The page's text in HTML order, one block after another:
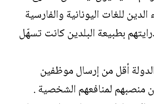
للغات اليونانية والفارسية
بطبيعة البلدين كانت تسهّل
أقل من إرسال موظفين
منصبهم لمنافعهم الشخصية .